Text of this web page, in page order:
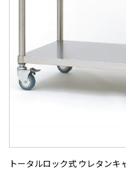
トータルロック式 ウレタンキ